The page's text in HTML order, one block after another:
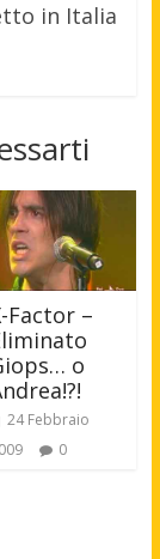
in Italia
Factor –
o
24 Febbraio
0